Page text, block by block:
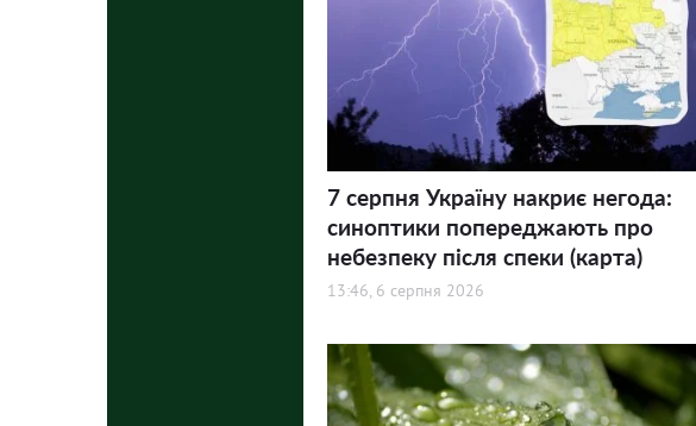
7 серпня Україну накриє негода:
синоптики попереджають про
небезпеку після спеки (карта)
13:46, 6 серпня 2026